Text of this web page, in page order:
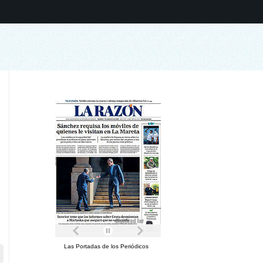
Las Portadas de los Periódicos